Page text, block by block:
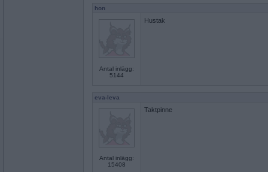
hon
Antal inlägg:
5144
Hustak
eva-leva
Antal inlägg:
15408
Taktpinne